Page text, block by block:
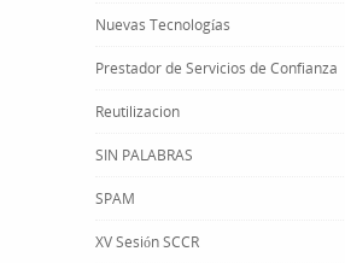
Nuevas Tecnologías
Prestador de Servicios de Confianza
Reutilizacion
SIN PALABRAS
SPAM
XV Sesión SCCR